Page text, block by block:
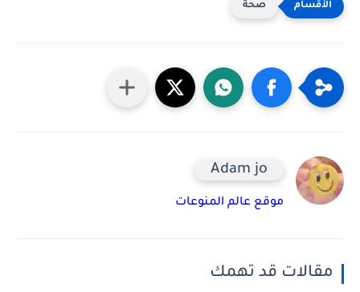
صحة
Adam jo
موقع عالم المنوعات
مقالات قد تهمك